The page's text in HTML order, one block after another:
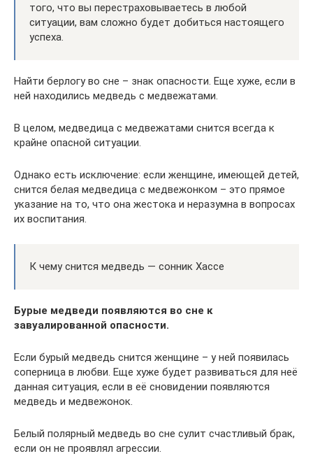
того, что вы перестраховываетесь в любой
ситуации, вам сложно будет добиться настоящего
успеха.
Найти берлогу во сне – знак опасности. Еще хуже, если в
ней находились медведь с медвежатами.
В целом, медведица с медвежатами снится всегда к
крайне опасной ситуации.
Однако есть исключение: если женщине, имеющей детей,
снится белая медведица с медвежонком – это прямое
указание на то, что она жестока и неразумна в вопросах
их воспитания.
К чему снится медведь — сонник Хассе
Бурые медведи появляются во сне к
завуалированной опасности.
Если бурый медведь снится женщине – у ней появилась
соперница в любви. Еще хуже будет развиваться для неё
данная ситуация, если в её сновидении появляются
медведь и медвежонок.
Белый полярный медведь во сне сулит счастливый брак,
если он не проявлял агрессии.